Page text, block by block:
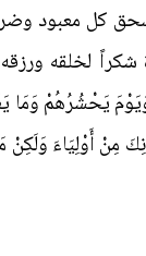
بسحق كل معبود
لخلقه
يَحْشُرُهُمْ وَمَا
لَنَا أَنْ نَتَّخِذَ مِنْ دُونِكَ مِنْ